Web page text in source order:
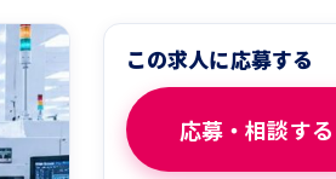
この求人に応募する
応募・相談する